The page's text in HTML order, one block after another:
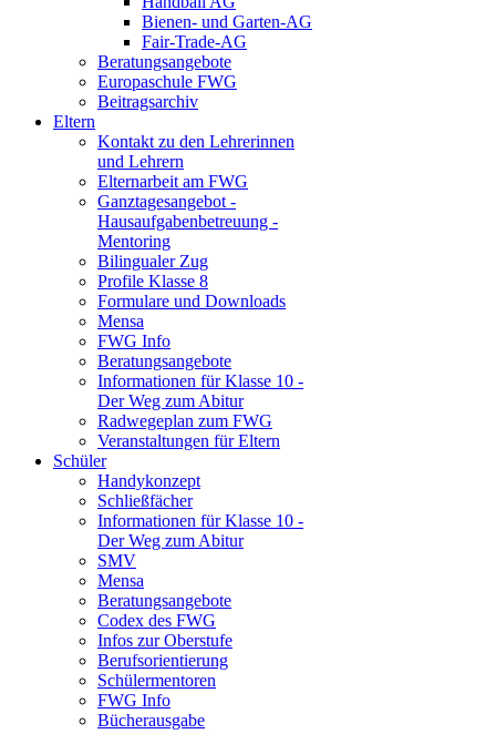
Bienen- und Garten-AG
Fair-Trade-AG
Beratungsangebote
Europaschule FWG
Beitragsarchiv
Eltern
Kontakt zu den Lehrerinnen
und Lehrern
Elternarbeit am FWG
Ganztagesangebot -
Hausaufgabenbetreuung -
Mentoring
Bilingualer Zug
Profile Klasse 8
Formulare und Downloads
Mensa
FWG Info
Beratungsangebote
Informationen für Klasse 10 -
Der Weg zum Abitur
Radwegeplan zum FWG
Veranstaltungen für Eltern
Schüler
Handykonzept
Schließfächer
Informationen für Klasse 10 -
Der Weg zum Abitur
SMV
Mensa
Beratungsangebote
Codex des FWG
Infos zur Oberstufe
Berufsorientierung
Schülermentoren
FWG Info
Bücherausgabe